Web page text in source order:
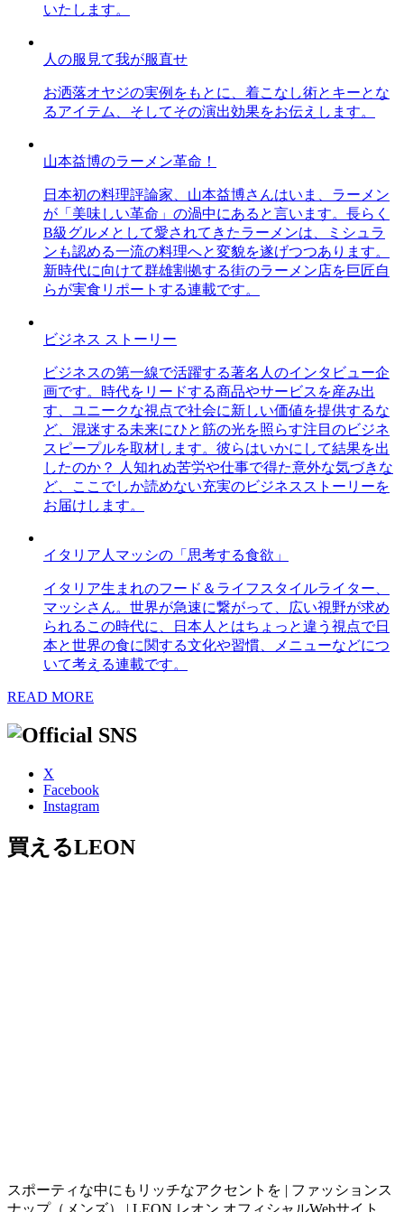
いたします。
人の服見て我が服直せ
お洒落オヤジの実例をもとに、着こなし術とキーとな
るアイテム、そしてその演出効果をお伝えします。
山本益博のラーメン革命！
日本初の料理評論家、山本益博さんはいま、ラーメン
が「美味しい革命」の渦中にあると言います。長らく
B級グルメとして愛されてきたラーメンは、ミシュラ
ンも認める一流の料理へと変貌を遂げつつあります。
新時代に向けて群雄割拠する街のラーメン店を巨匠自
らが実食リポートする連載です。
ビジネス ストーリー
ビジネスの第一線で活躍する著名人のインタビュー企
画です。時代をリードする商品やサービスを産み出
す、ユニークな視点で社会に新しい価値を提供するな
ど、混迷する未来にひと筋の光を照らす注目のビジネ
スピープルを取材します。彼らはいかにして結果を出
したのか？ 人知れぬ苦労や仕事で得た意外な気づきな
ど、ここでしか読めない充実のビジネスストーリーを
お届けします。
イタリア人マッシの「思考する食欲」
イタリア生まれのフード＆ライフスタイルライター、
マッシさん。世界が急速に繋がって、広い視野が求め
られるこの時代に、日本人とはちょっと違う視点で日
本と世界の食に関する文化や習慣、メニューなどにつ
いて考える連載です。
READ MORE
X
Facebook
Instagram
買えるLEON
スポーティな中にもリッチなアクセントを | ファッションス
ナップ（メンズ） | LEON レオン オフィシャルWebサイト